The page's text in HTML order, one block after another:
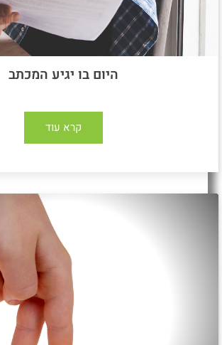
היום בו יגיע המכתב
קרא עוד